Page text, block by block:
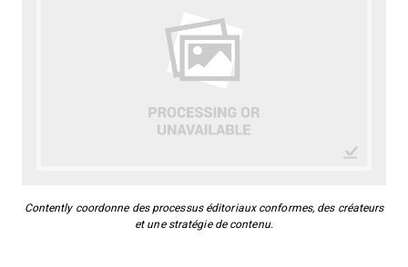
Contently coordonne des processus éditoriaux conformes, des créateurs
et une stratégie de contenu.